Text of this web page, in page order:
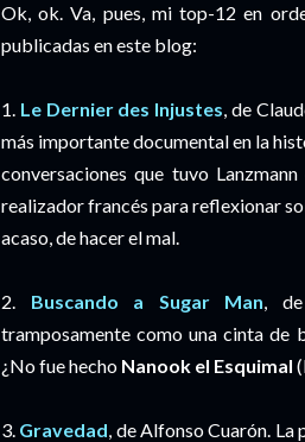
Ok, ok. Va, pues, mi top-12 en
publicadas en este blog:
1. Le Dernier des Injustes, de
más importante documental en la
conversaciones que tuvo
realizador francés para reflexionar
acaso, de hacer el mal.
2. Buscando a Sugar Man, de
tramposamente como una cinta de
¿No fue hecho Nanook el Esquimal
3. Gravedad, de Alfonso Cuarón. La